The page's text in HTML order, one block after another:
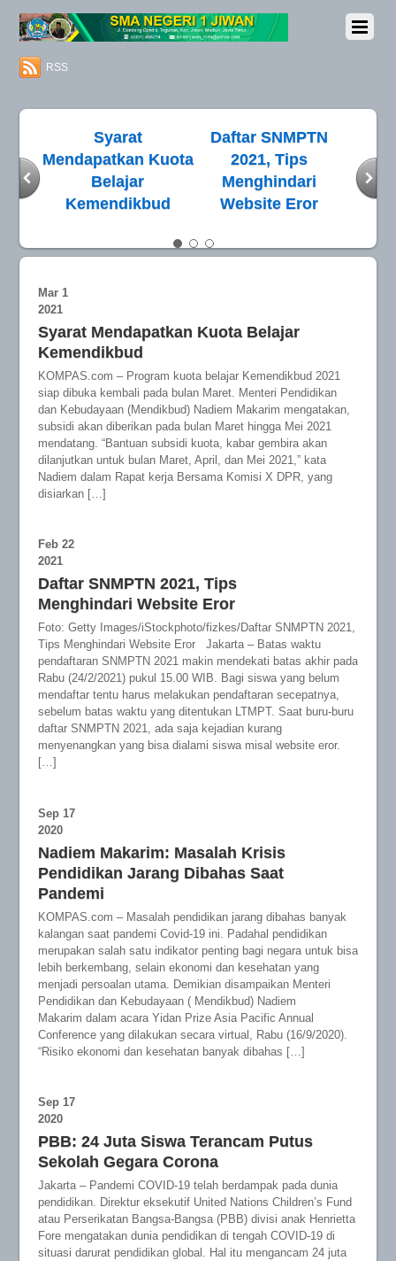
RSS
Data
Syarat
Mendapatkan Kuota
Belajar
Kemendikbud
Daftar SNMPTN
2021, Tips
Menghindari
Website Eror
Mar 1
2021
Syarat Mendapatkan Kuota Belajar
Kemendikbud
KOMPAS.com – Program kuota belajar Kemendikbud 2021
siap dibuka kembali pada bulan Maret. Menteri Pendidikan
dan Kebudayaan (Mendikbud) Nadiem Makarim mengatakan,
subsidi akan diberikan pada bulan Maret hingga Mei 2021
mendatang. “Bantuan subsidi kuota, kabar gembira akan
dilanjutkan untuk bulan Maret, April, dan Mei 2021,” kata
Nadiem dalam Rapat kerja Bersama Komisi X DPR, yang
disiarkan […]
Feb 22
2021
Daftar SNMPTN 2021, Tips
Menghindari Website Eror
Foto: Getty Images/iStockphoto/fizkes/Daftar SNMPTN 2021,
Tips Menghindari Website Eror Jakarta – Batas waktu
pendaftaran SNMPTN 2021 makin mendekati batas akhir pada
Rabu (24/2/2021) pukul 15.00 WIB. Bagi siswa yang belum
mendaftar tentu harus melakukan pendaftaran secepatnya,
sebelum batas waktu yang ditentukan LTMPT. Saat buru-buru
daftar SNMPTN 2021, ada saja kejadian kurang
menyenangkan yang bisa dialami siswa misal website eror.
[…]
Sep 17
2020
Nadiem Makarim: Masalah Krisis
Pendidikan Jarang Dibahas Saat
Pandemi
KOMPAS.com – Masalah pendidikan jarang dibahas banyak
kalangan saat pandemi Covid-19 ini. Padahal pendidikan
merupakan salah satu indikator penting bagi negara untuk bisa
lebih berkembang, selain ekonomi dan kesehatan yang
menjadi persoalan utama. Demikian disampaikan Menteri
Pendidikan dan Kebudayaan ( Mendikbud) Nadiem
Makarim dalam acara Yidan Prize Asia Pacific Annual
Conference yang dilakukan secara virtual, Rabu (16/9/2020).
“Risiko ekonomi dan kesehatan banyak dibahas […]
Sep 17
2020
PBB: 24 Juta Siswa Terancam Putus
Sekolah Gegara Corona
Jakarta – Pandemi COVID-19 telah berdampak pada dunia
pendidikan. Direktur eksekutif United Nations Children’s Fund
atau Perserikatan Bangsa-Bangsa (PBB) divisi anak Henrietta
Fore mengatakan dunia pendidikan di tengah COVID-19 di
situasi darurat pendidikan global. Hal itu mengancam 24 juta